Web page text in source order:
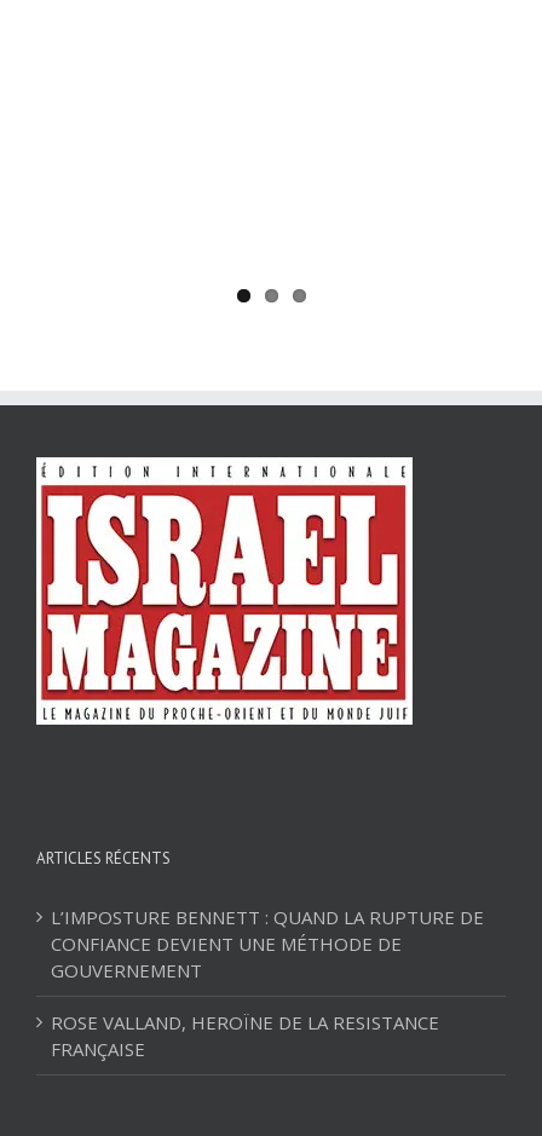
ARTICLES RÉCENTS
L’IMPOSTURE BENNETT : QUAND LA RUPTURE DE
CONFIANCE DEVIENT UNE MÉTHODE DE
GOUVERNEMENT
ROSE VALLAND, HEROÏNE DE LA RESISTANCE
FRANÇAISE